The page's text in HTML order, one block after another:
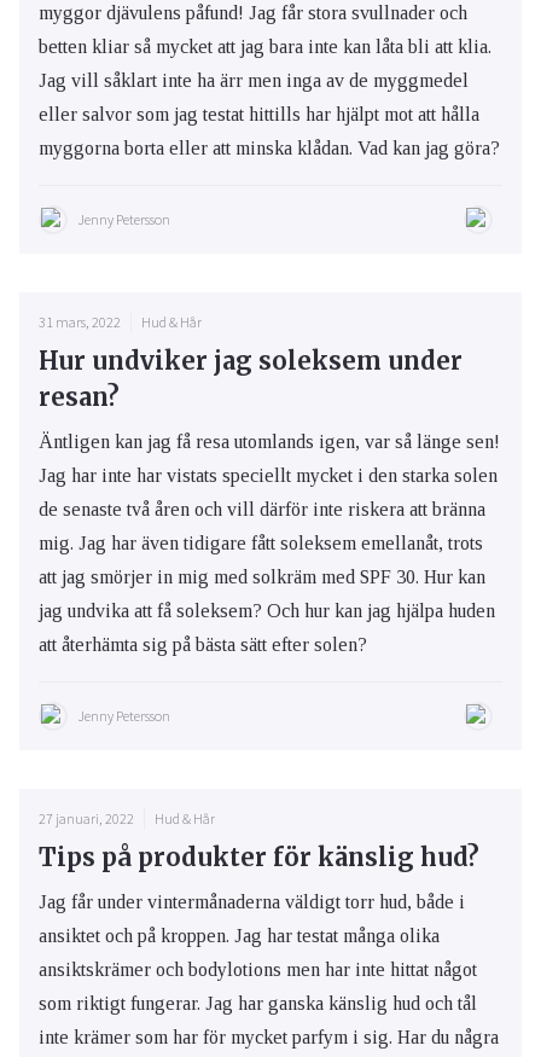
myggor djävulens påfund! Jag får stora svullnader och
betten kliar så mycket att jag bara inte kan låta bli att klia.
Jag vill såklart inte ha ärr men inga av de myggmedel
eller salvor som jag testat hittills har hjälpt mot att hålla
myggorna borta eller att minska klådan. Vad kan jag göra?
Jenny Petersson
31 mars, 2022 Hud & Hår
Hur undviker jag soleksem under
resan?
Äntligen kan jag få resa utomlands igen, var så länge sen!
Jag har inte har vistats speciellt mycket i den starka solen
de senaste två åren och vill därför inte riskera att bränna
mig. Jag har även tidigare fått soleksem emellanåt, trots
att jag smörjer in mig med solkräm med SPF 30. Hur kan
jag undvika att få soleksem? Och hur kan jag hjälpa huden
att återhämta sig på bästa sätt efter solen?
Jenny Petersson
27 januari, 2022 Hud & Hår
Tips på produkter för känslig hud?
Jag får under vintermånaderna väldigt torr hud, både i
ansiktet och på kroppen. Jag har testat många olika
ansiktskrämer och bodylotions men har inte hittat något
som riktigt fungerar. Jag har ganska känslig hud och tål
inte krämer som har för mycket parfym i sig. Har du några